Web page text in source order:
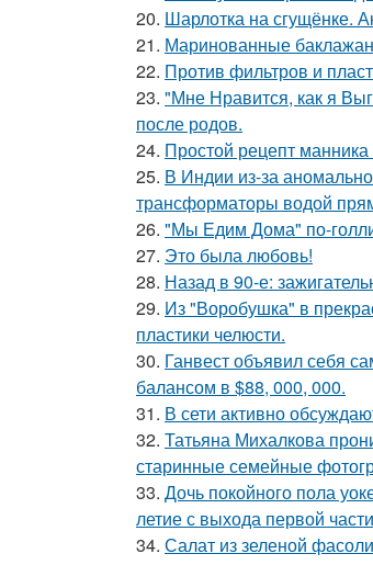
20. Шарлотка на сгущёнке.
21. Маринованные
22. Против фильтров и
23. "Мне Нравится, как я
после родов.
24. Простой рецепт
25. В Индии из-за
трансформаторы водой
26. "Мы Едим Дома" по-
27. Это была любовь!
28. Назад в 90-е:
29. Из "Воробушка" в
пластики челюсти.
30. Ганвест объявил себя
балансом в $88, 000, 000.
31. В сети активно
32. Татьяна Михалкова
старинные семейные
33. Дочь покойного пола
летие с выхода первой
34. Салат из зеленой